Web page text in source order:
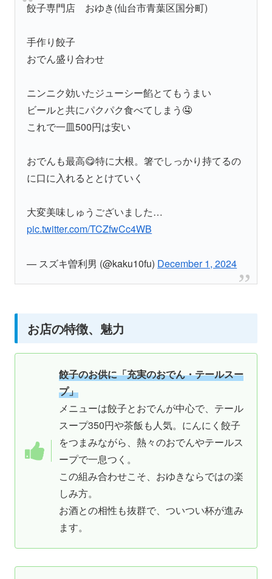
餃子専門店 おゆき(仙台市青葉区国分町)
手作り餃子
おでん盛り合わせ
ニンニク効いたジューシー餡とてもうまい
ビールと共にパクパク食べてしまう🤤
これで一皿500円は安い
おでんも最高😋特に大根。箸でしっかり持てるの
に口に入れるととけていく
大変美味しゅうございました…
pic.twitter.com/TCZfwCc4WB
— スズキ曽利男 (@kaku10fu) December 1, 2024
お店の特徴、魅力
餃子のお供に「充実のおでん・テールスー
プ」
メニューは餃子とおでんが中心で、テール
スープ350円や茶飯も人気。にんにく餃子
をつまみながら、熱々のおでんやテールス
ープで一息つく。
この組み合わせこそ、おゆきならではの楽
しみ方。
お酒との相性も抜群で、ついつい杯が進み
ます。